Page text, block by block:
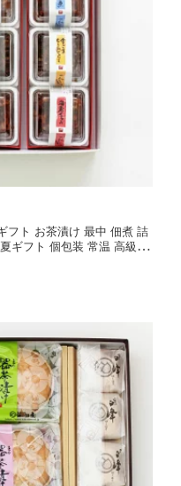
フト お茶漬け 最中 佃煮 詰
ギフト 個包装 常温 高級 プ
内祝い 贈り物 お父さん 誕
漬け